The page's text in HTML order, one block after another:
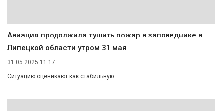
Авиация продолжила тушить пожар в заповеднике в
Липецкой области утром 31 мая
31.05.2025 11:17
Ситуацию оценивают как стабильную